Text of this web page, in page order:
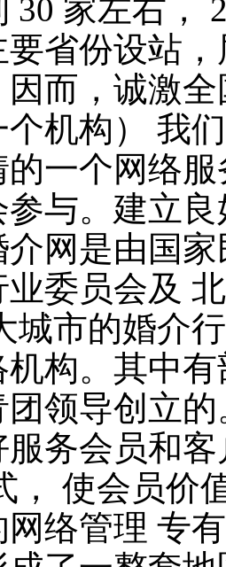
30 家左右，
省份设站
因而，诚激
机构） 我
一个网络
与。建立
介网是由国
业委员会及
城市的婚介
构。其中
团领导创立
服务会员和
， 使会员价
络管理 专